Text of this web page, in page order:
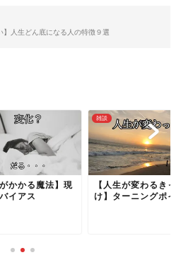
】人生どん底になる人の特徴９選
がかかる魔法】現
イアス
雑談
【人生が変わるきっ
け】ターニングポイ